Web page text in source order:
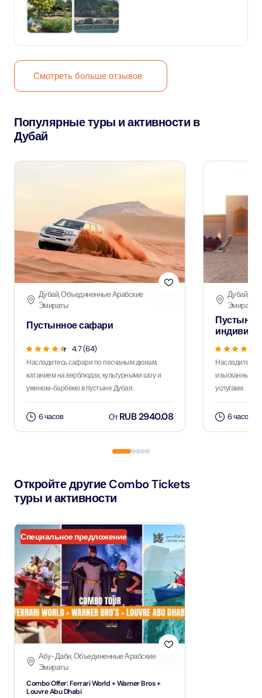
Смотреть больше отзывов
Популярные туры и активности в
Дубай
Дубай, Объединенные Арабские
Эмираты
Пустынное сафари
4.7 (64)
Насладитесь сафари по песчаным дюнам,
катанием на верблюдах, культурными шоу и
ужином-барбекю в пустыне Дубая.
6 часов ОтRUB 2940.08
Дубай,
Эмираты
Насладитесь
изысканным
услугами.
6 часов
Откройте другие Combo Tickets
туры и активности
Специальное предложение
Абу-Даби, Объединенные Арабские
Эмираты
Combo Offer: Ferrari World + Warner Bros +
Louvre Abu Dhabi